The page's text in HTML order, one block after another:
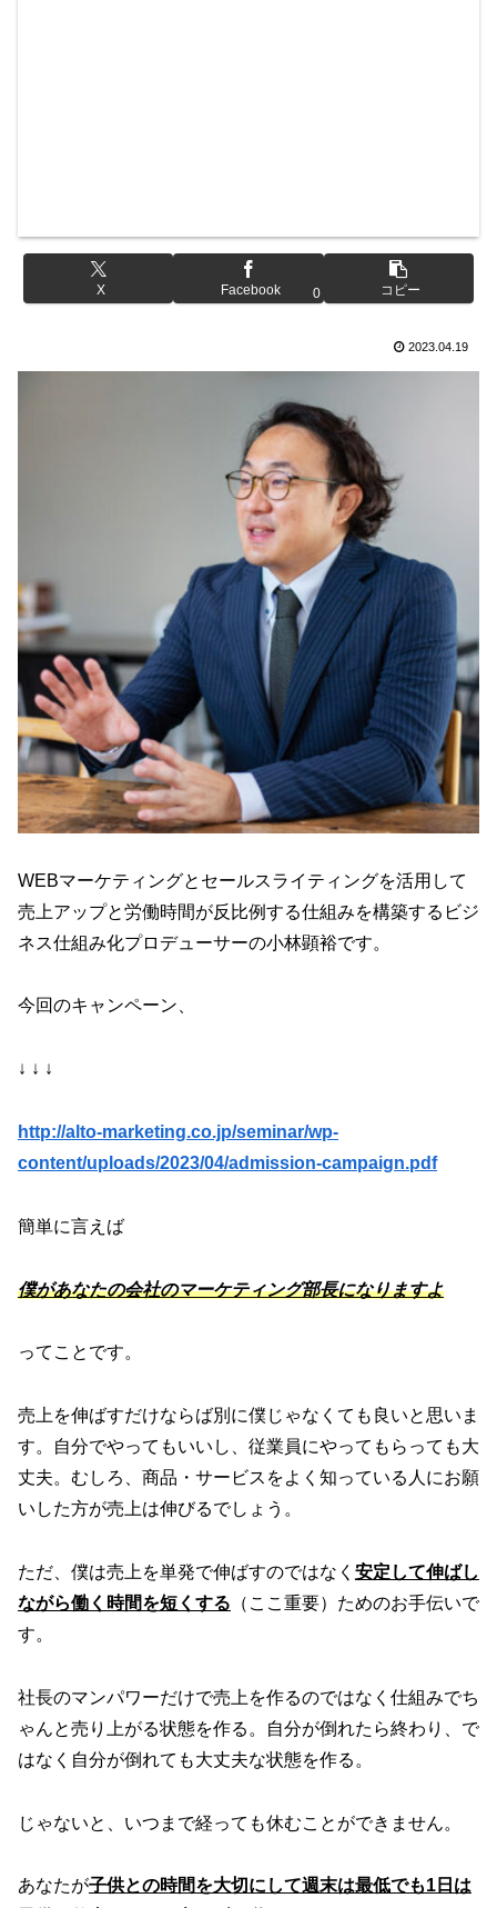
X Facebook 0 コピー
2023.04.19
WEBマーケティングとセールスライティングを活用して
売上アップと労働時間が反比例する仕組みを構築するビジ
ネス仕組み化プロデューサーの小林顕裕です。
今回のキャンペーン、
↓ ↓ ↓
http://alto-marketing.co.jp/seminar/wp-
content/uploads/2023/04/admission-campaign.pdf
簡単に言えば
僕があなたの会社のマーケティング部長になりますよ
ってことです。
売上を伸ばすだけならば別に僕じゃなくても良いと思いま
す。自分でやってもいいし、従業員にやってもらっても大
丈夫。むしろ、商品・サービスをよく知っている人にお願
いした方が売上は伸びるでしょう。
ただ、僕は売上を単発で伸ばすのではなく 安定して伸ばし
ながら働く時間を短くする （ここ重要）ためのお手伝いで
す。
社長のマンパワーだけで売上を作るのではなく仕組みでち
ゃんと売り上がる状態を作る。自分が倒れたら終わり、で
はなく自分が倒れても大丈夫な状態を作る。
じゃないと、いつまで経っても休むことができません。
あなたが子供との時間を大切にして週末は最低でも1日は